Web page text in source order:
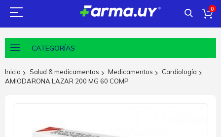
0
CATEGORÍAS
Inicio Salud & medicamentos Medicamentos
Cardiología
AMIODARONA LAZAR 200 MG 60 COMP